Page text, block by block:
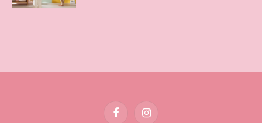
FacebookInstagram